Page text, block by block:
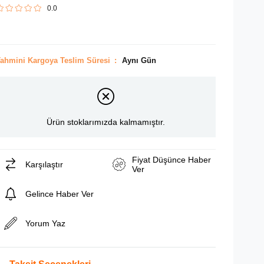
0.0
Kargoya Teslim Süresi : Aynı Gün
Ürün stoklarımızda kalmamıştır.
Karşılaştır
Fiyat Düşünce Haber
Ver
Gelince Haber Ver
Yorum Yaz